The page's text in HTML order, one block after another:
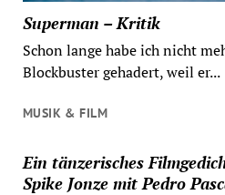
Superman – Kritik
Schon lange habe ich nicht
Blockbuster gehadert, weil er...
MUSIK & FILM
Ein tänzerisches
Spike Jonze mit Pedro